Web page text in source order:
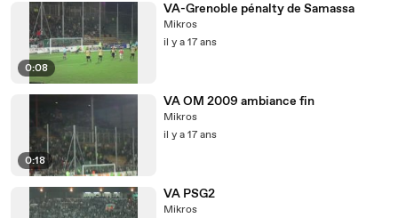
0:08
VA-Grenoble pénalty de Samassa
Mikros
il y a 17 ans
0:18
VA OM 2009 ambiance fin
Mikros
il y a 17 ans
VA PSG2
Mikros